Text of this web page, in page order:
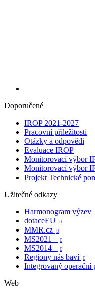
Doporučené
IROP 2021-2027
Pracovní příležitosti
Otázky a odpovědi
Evaluace IROP
Monitorovací výbor
Monitorovací výbor
Projekt Technické
Užitečné odkazy
Harmonogram výzev
dotaceEU

MMR.cz 
MS2021+ 
MS2014+ 
Regiony nás baví 
Integrovaný operační
Web